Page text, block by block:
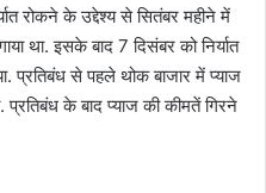
रोकने के उद्देश्य से सितंबर महीने में
था. इसके बाद 7 दिसंबर को निर्यात
प्रतिबंध से पहले थोक बाजार में प्याज
के बाद प्याज की कीमतें गिरने